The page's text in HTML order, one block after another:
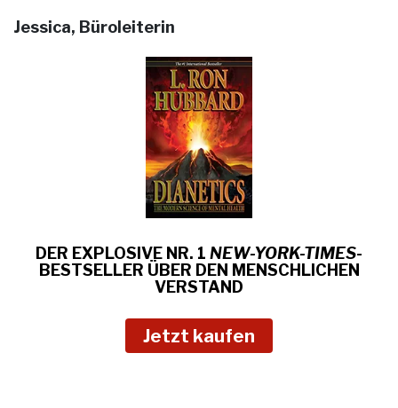
Jessica, Büroleiterin
DER EXPLOSIVE NR. 1 NEW-YORK-TIMES-
BESTSELLER ÜBER DEN MENSCHLICHEN
VERSTAND
Jetzt kaufen